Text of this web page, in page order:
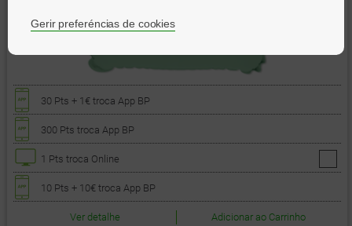
Gerir preferéncias de cookies
30 Pts + 1€troca App BP
300 Pts troca App BP
1 Pts troca Online
10 Pts + 10€troca App BP
Ver detalhe Adicionar ao Carrinho